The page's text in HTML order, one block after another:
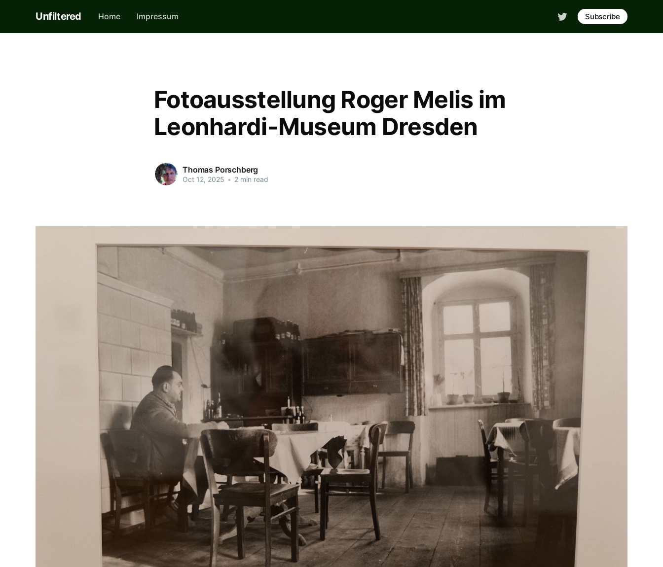
Unfiltered Home Impressum Subscribe
Fotoausstellung Roger Melis im
Leonhardi-Museum Dresden
Thomas Porschberg
Oct 12, 2025 • 2 min read